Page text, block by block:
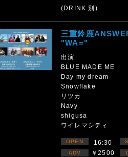
(DRINK 別)
三重鈴鹿
"WA="
出演:
BLUE MADE ME
Day my dream
Snowflake
リツカ
Navy
shigusa
ワイレマシティ
OPEN 16:30
ADV
￥2500